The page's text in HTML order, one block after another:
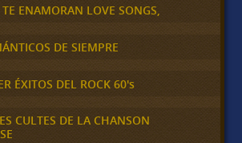
ENAMORAN LOVE SONGS,
DE SIEMPRE
ÉXITOS DEL ROCK 60's
CULTES DE LA CHANSON